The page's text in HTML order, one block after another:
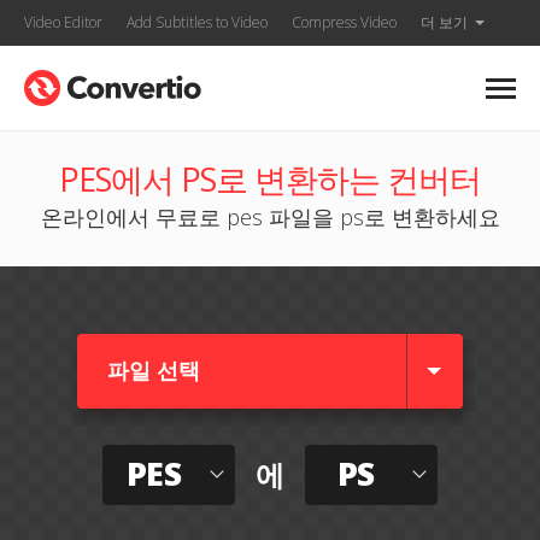
Video Editor Add Subtitles to Video Compress Video 더 보기
PES에서 PS로 변환하는 컨버터
온라인에서 무료로 pes 파일을 ps로 변환하세요
파일 선택
PES 에 PS